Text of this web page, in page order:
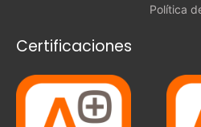
Política
Certificaciones